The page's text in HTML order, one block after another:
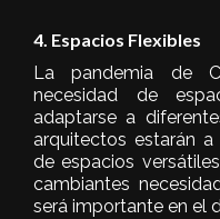
4. Espacios Flexibles
La pandemia de
necesidad de
adaptarse a
arquitectos estarán
de espacios
cambiantes
será importante en el